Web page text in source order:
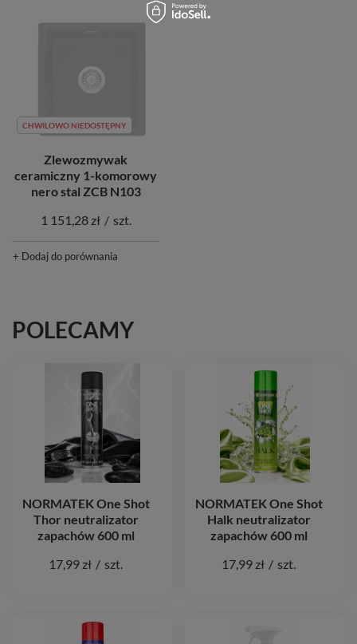
CHWILOWO NIEDOSTĘPNY
Zlewozmywak
ceramiczny 1-komorowy
nero stal ZCB N103
1 151,28 zł / szt.
+ Dodaj do porównania
POLECAMY
NORMATEK One Shot
Thor neutralizator
zapachów 600 ml
17,99 zł / szt.
NORMATEK One Shot
Halk neutralizator
zapachów 600 ml
17,99 zł / szt.